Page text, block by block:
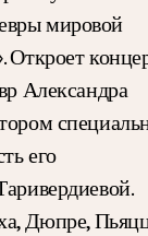
мировой
Откроет
Александра
его
Дюпре,